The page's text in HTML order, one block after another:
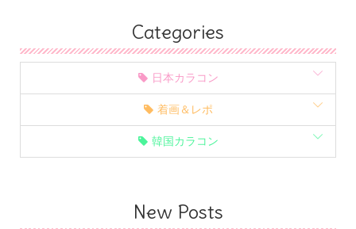
Categories
日本カラコン
着画＆レポ
韓国カラコン
New Posts